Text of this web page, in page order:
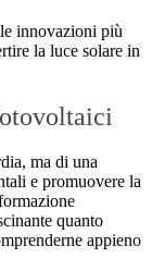
innovazioni più
la luce solare in
ma di una
e promuovere la
quanto
appieno